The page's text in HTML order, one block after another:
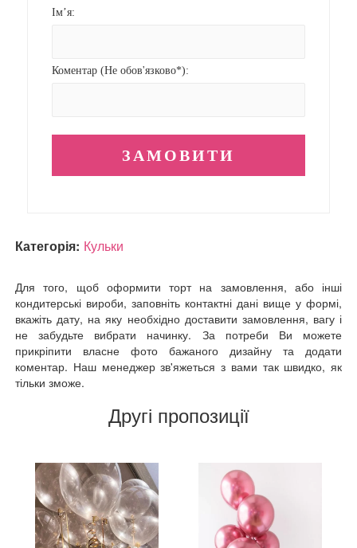
Ім’я:
Коментар (Не обов'язково*):
Категорія: Кульки
Для того, щоб оформити торт на замовлення, або інші
кондитерські вироби, заповніть контактні дані вище у формі,
вкажіть дату, на яку необхідно доставити замовлення, вагу і
не забудьте вибрати начинку. За потреби Ви можете
прикріпити власне фото бажаного дизайну та додати
коментар. Наш менеджер зв'яжеться з вами так швидко, як
тільки зможе.
Другі пропозиції